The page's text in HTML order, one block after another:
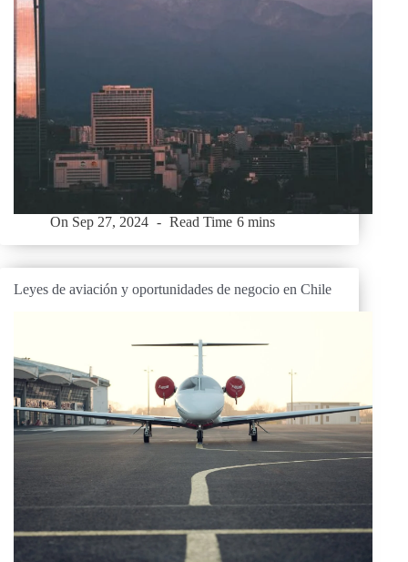
On Sep 27, 2024 Read Time 6 mins
Leyes de aviación y oportunidades de negocio en Chile